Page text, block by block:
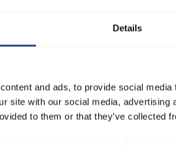
Details
and ads, to provide social
site with our social media,
to them or that they’ve collected